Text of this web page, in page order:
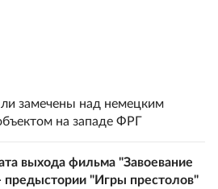
замечены над немецким
на западе ФРГ
выхода фильма "Завоевание
предыстории "Игры престолов"